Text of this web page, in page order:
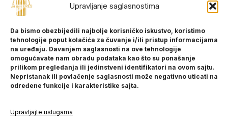
Upravljanje saglasnostima
Da bismo obezbijedili najbolje korisničko iskustvo, koristimo
tehnologije poput kolačića za čuvanje i/ili pristup informacijama
na uređaju. Davanjem saglasnosti na ove tehnologije
omogućavate nam obradu podataka kao što su ponašanje
prilikom pregledanja ili jedinstveni identifikatori na ovom sajtu.
Nepristanak ili povlačenje saglasnosti može negativno uticati na
određene funkcije i karakteristike sajta.
Upravljajte uslugama
INFORMACIJE
O nama
Kontakt
POMOĆ
Politika privatnosti